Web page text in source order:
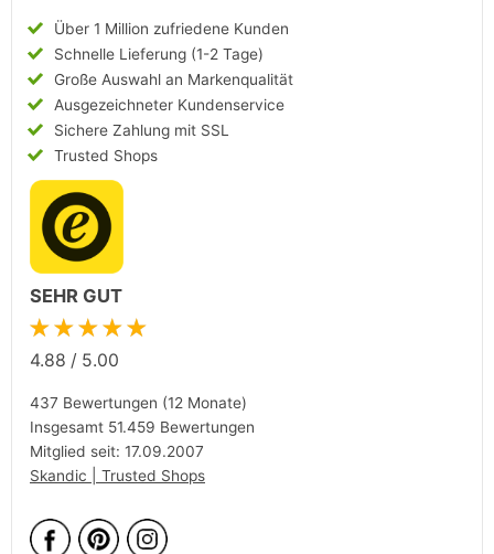
Über 1 Million zufriedene Kunden
Schnelle Lieferung (1-2 Tage)
Große Auswahl an Markenqualität
Ausgezeichneter Kundenservice
Sichere Zahlung mit SSL
Trusted Shops
SEHR GUT
★★★★★
4.88 / 5.00
437 Bewertungen (12 Monate)
Insgesamt 51.459 Bewertungen
Mitglied seit: 17.09.2007
Skandic | Trusted Shops